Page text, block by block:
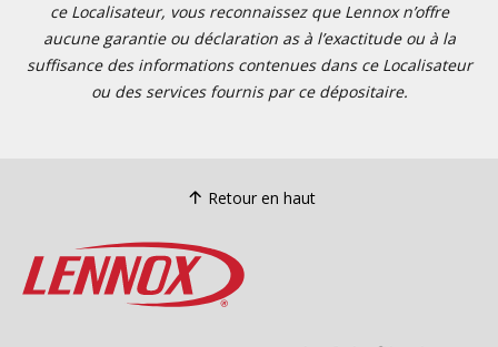
ce Localisateur, vous reconnaissez que Lennox n’offre
aucune garantie ou déclaration as à l’exactitude ou à la
suffisance des informations contenues dans ce Localisateur
ou des services fournis par ce dépositaire.
Retour en haut